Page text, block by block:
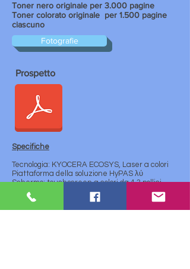
Toner nero originale per 3.000 pagine
Toner colorato originale per 1.500 pagine
ciascuno
Fotografie
Prospetto
Specifiche
Tecnologia: KYOCERA ECOSYS, Laser a colori
Piattaforma della soluzione HyPAS λύ
Schermo: touchscreen a colori da 4,3 pollici
Velocità del motore:
24/12 pagine in A4/A3 al
minuto
Analisi: 1200 x 1200 dpi (stampa), 600 x 600 dpi